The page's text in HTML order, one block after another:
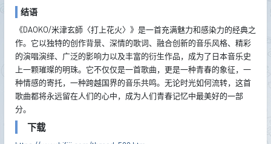
结语
《DAOKO/米津玄師〈打上花火〉》是一首充满魅力和感染力的经典之
作。它以独特的创作背景、深情的歌词、融合创新的音乐风格、精彩
的演唱演绎、广泛的影响力以及丰富的衍生作品，成为了日本音乐史
上一颗璀璨的明珠。它不仅仅是一首歌曲，更是一种青春的象征，一
种情感的寄托，一种跨越国界的音乐共鸣。无论时光如何流转，这首
歌曲都将永远留在人们的心中，成为人们青春记忆中最美好的一部
分。
下载